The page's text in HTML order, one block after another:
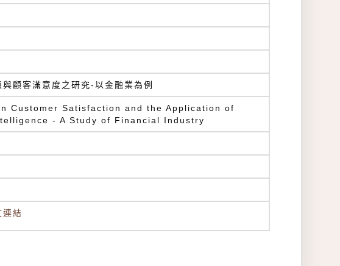
顧客滿意度之研究-以金融業為例
Customer Satisfaction and the Application of
- A Study of Financial Industry
連結